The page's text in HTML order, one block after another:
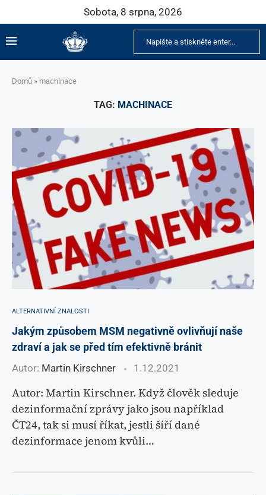
Sobota, 8 srpna, 2026
Domů » machinace
TAG: MACHINACE
ALTERNATIVNÍ ZNALOSTI
Jakým způsobem MSM negativně ovlivňují naše
zdraví a jak se před tím efektivně bránit
Autor: Martin Kirschner 1.12.2021
Autor: Martin Kirschner. Když člověk sleduje
dezinformační zprávy jako jsou například
ČT24, tak si musí říkat, jestli šíří dané
dezinformace jenom kvůli…